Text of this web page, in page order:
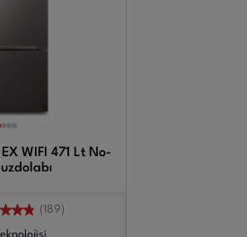
WIFI 471 Lt No-
(189)